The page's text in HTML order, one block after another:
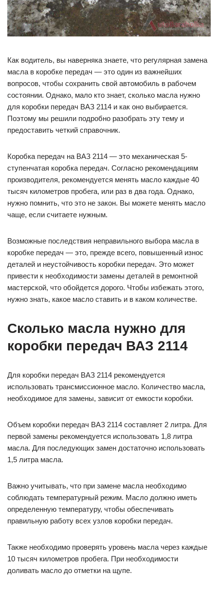
Как водитель, вы наверняка знаете, что регулярная замена
масла в коробке передач — это один из важнейших
вопросов, чтобы сохранить свой автомобиль в рабочем
состоянии. Однако, мало кто знает, сколько масла нужно
для коробки передач ВАЗ 2114 и как оно выбирается.
Поэтому мы решили подробно разобрать эту тему и
предоставить четкий справочник.
Коробка передач на ВАЗ 2114 — это механическая 5-
ступенчатая коробка передач. Согласно рекомендациям
производителя, рекомендуется менять масло каждые 40
тысяч километров пробега, или раз в два года. Однако,
нужно помнить, что это не закон. Вы можете менять масло
чаще, если считаете нужным.
Возможные последствия неправильного выбора масла в
коробке передач — это, прежде всего, повышенный износ
деталей и неустойчивость коробки передач. Это может
привести к необходимости замены деталей в ремонтной
мастерской, что обойдется дорого. Чтобы избежать этого,
нужно знать, какое масло ставить и в каком количестве.
Сколько масла нужно для
коробки передач ВАЗ 2114
Для коробки передач ВАЗ 2114 рекомендуется
использовать трансмиссионное масло. Количество масла,
необходимое для замены, зависит от емкости коробки.
Объем коробки передач ВАЗ 2114 составляет 2 литра. Для
первой замены рекомендуется использовать 1,8 литра
масла. Для последующих замен достаточно использовать
1,5 литра масла.
Важно учитывать, что при замене масла необходимо
соблюдать температурный режим. Масло должно иметь
определенную температуру, чтобы обеспечивать
правильную работу всех узлов коробки передач.
Также необходимо проверять уровень масла через каждые
10 тысяч километров пробега. При необходимости
доливать масло до отметки на щупе.